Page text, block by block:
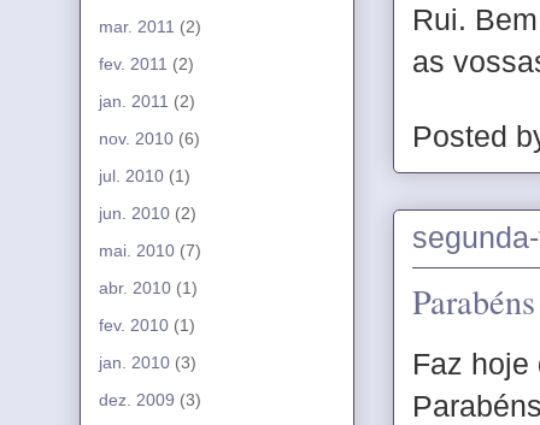
Rui.
as
Posted
Faz
mar. 2011 (2)
fev. 2011 (2)
jan. 2011 (2)
nov. 2010 (6)
jul. 2010 (1)
jun. 2010 (2)
mai. 2010 (7)
abr. 2010 (1)
fev. 2010 (1)
jan. 2010 (3)
dez. 2009 (3)